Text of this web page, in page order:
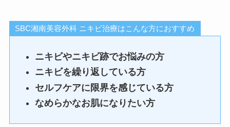
SBC湘南美容外科 ニキビ治療はこんな方におすすめ
ニキビやニキビ跡でお悩みの方
ニキビを繰り返している方
セルフケアに限界を感じている方
なめらかなお肌になりたい方